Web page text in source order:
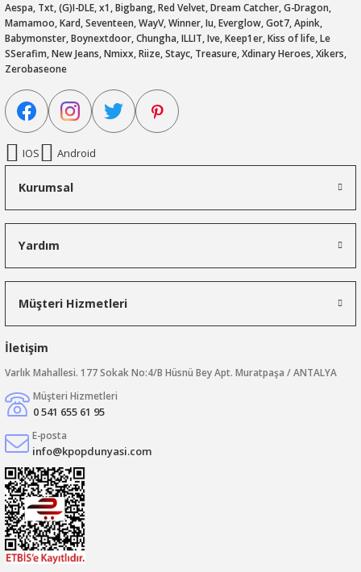
Aespa, Txt, (G)I-DLE, x1, Bigbang, Red Velvet, Dream Catcher, G-Dragon,
Mamamoo, Kard, Seventeen, WayV, Winner, Iu, Everglow, Got7, Apink,
Babymonster, Boynextdoor, Chungha, ILLIT, Ive, Keep1er, Kiss of life, Le
SSerafim, New Jeans, Nmixx, Riize, Stayc, Treasure, Xdinary Heroes, Xikers,
Zerobaseone
IOS Android
Kurumsal
Yardım
Müşteri Hizmetleri
İletişim
Varlık Mahallesi. 177 Sokak No:4/B Hüsnü Bey Apt. Muratpaşa / ANTALYA
Müşteri Hizmetleri
0 541 655 61 95
E-posta
info@kpopdunyasi.com